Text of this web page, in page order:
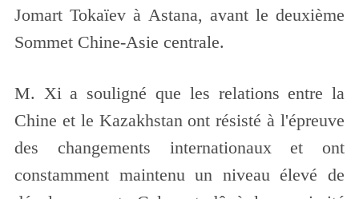
Jomart Tokaïev à Astana, avant le deuxième
Sommet Chine-Asie centrale.
M. Xi a souligné que les relations entre la
Chine et le Kazakhstan ont résisté à l'épreuve
des changements internationaux et ont
constamment maintenu un niveau élevé de